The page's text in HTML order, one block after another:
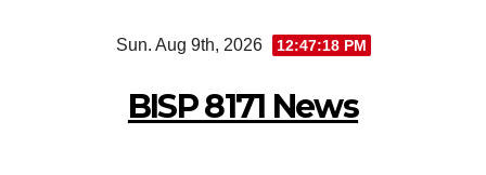
Sun. Aug 9th, 2026 12:47:19 PM
BISP 8171 News